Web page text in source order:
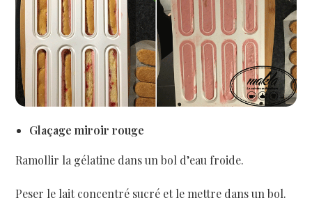
Glaçage miroir rouge
Ramollir la gélatine dans un bol d’eau froide.
Peser le lait concentré sucré et le mettre dans un bol.